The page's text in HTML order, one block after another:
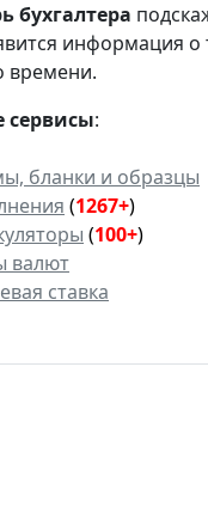
бухгалтера
информация
времени.
сервисы:
бланки и образцы
(1267+)
(100+)
валют
ставка